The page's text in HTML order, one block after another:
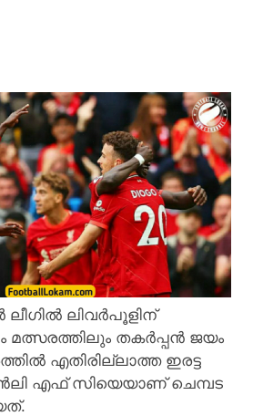
ലീഗിൽ ലിവർപൂളിന്
മത്സരത്തിലും തകർപ്പൻ ജയം
എതിരില്ലാത്ത ഇരട്ട
എഫ് സിയെയാണ് ചെമ്പട